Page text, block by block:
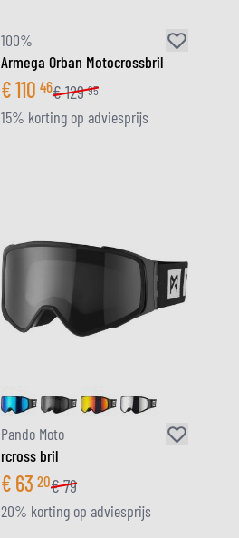
100%
Armega Orban Motocrossbril
€110 46€129 95
15% korting op adviesprijs
Pando Moto
rcross bril
€ 63 20€79
20% korting op adviesprijs